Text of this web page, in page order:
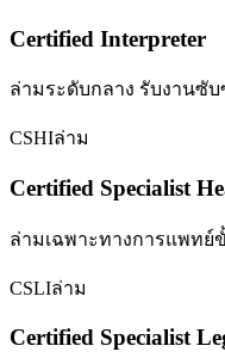
Certified Interpreter
ล่ามระดับกลาง รับงานซั
CSHIล่าม
Certified Specialist
ล่ามเฉพาะทางการแพทย์
CSLIล่าม
Certified Specialist